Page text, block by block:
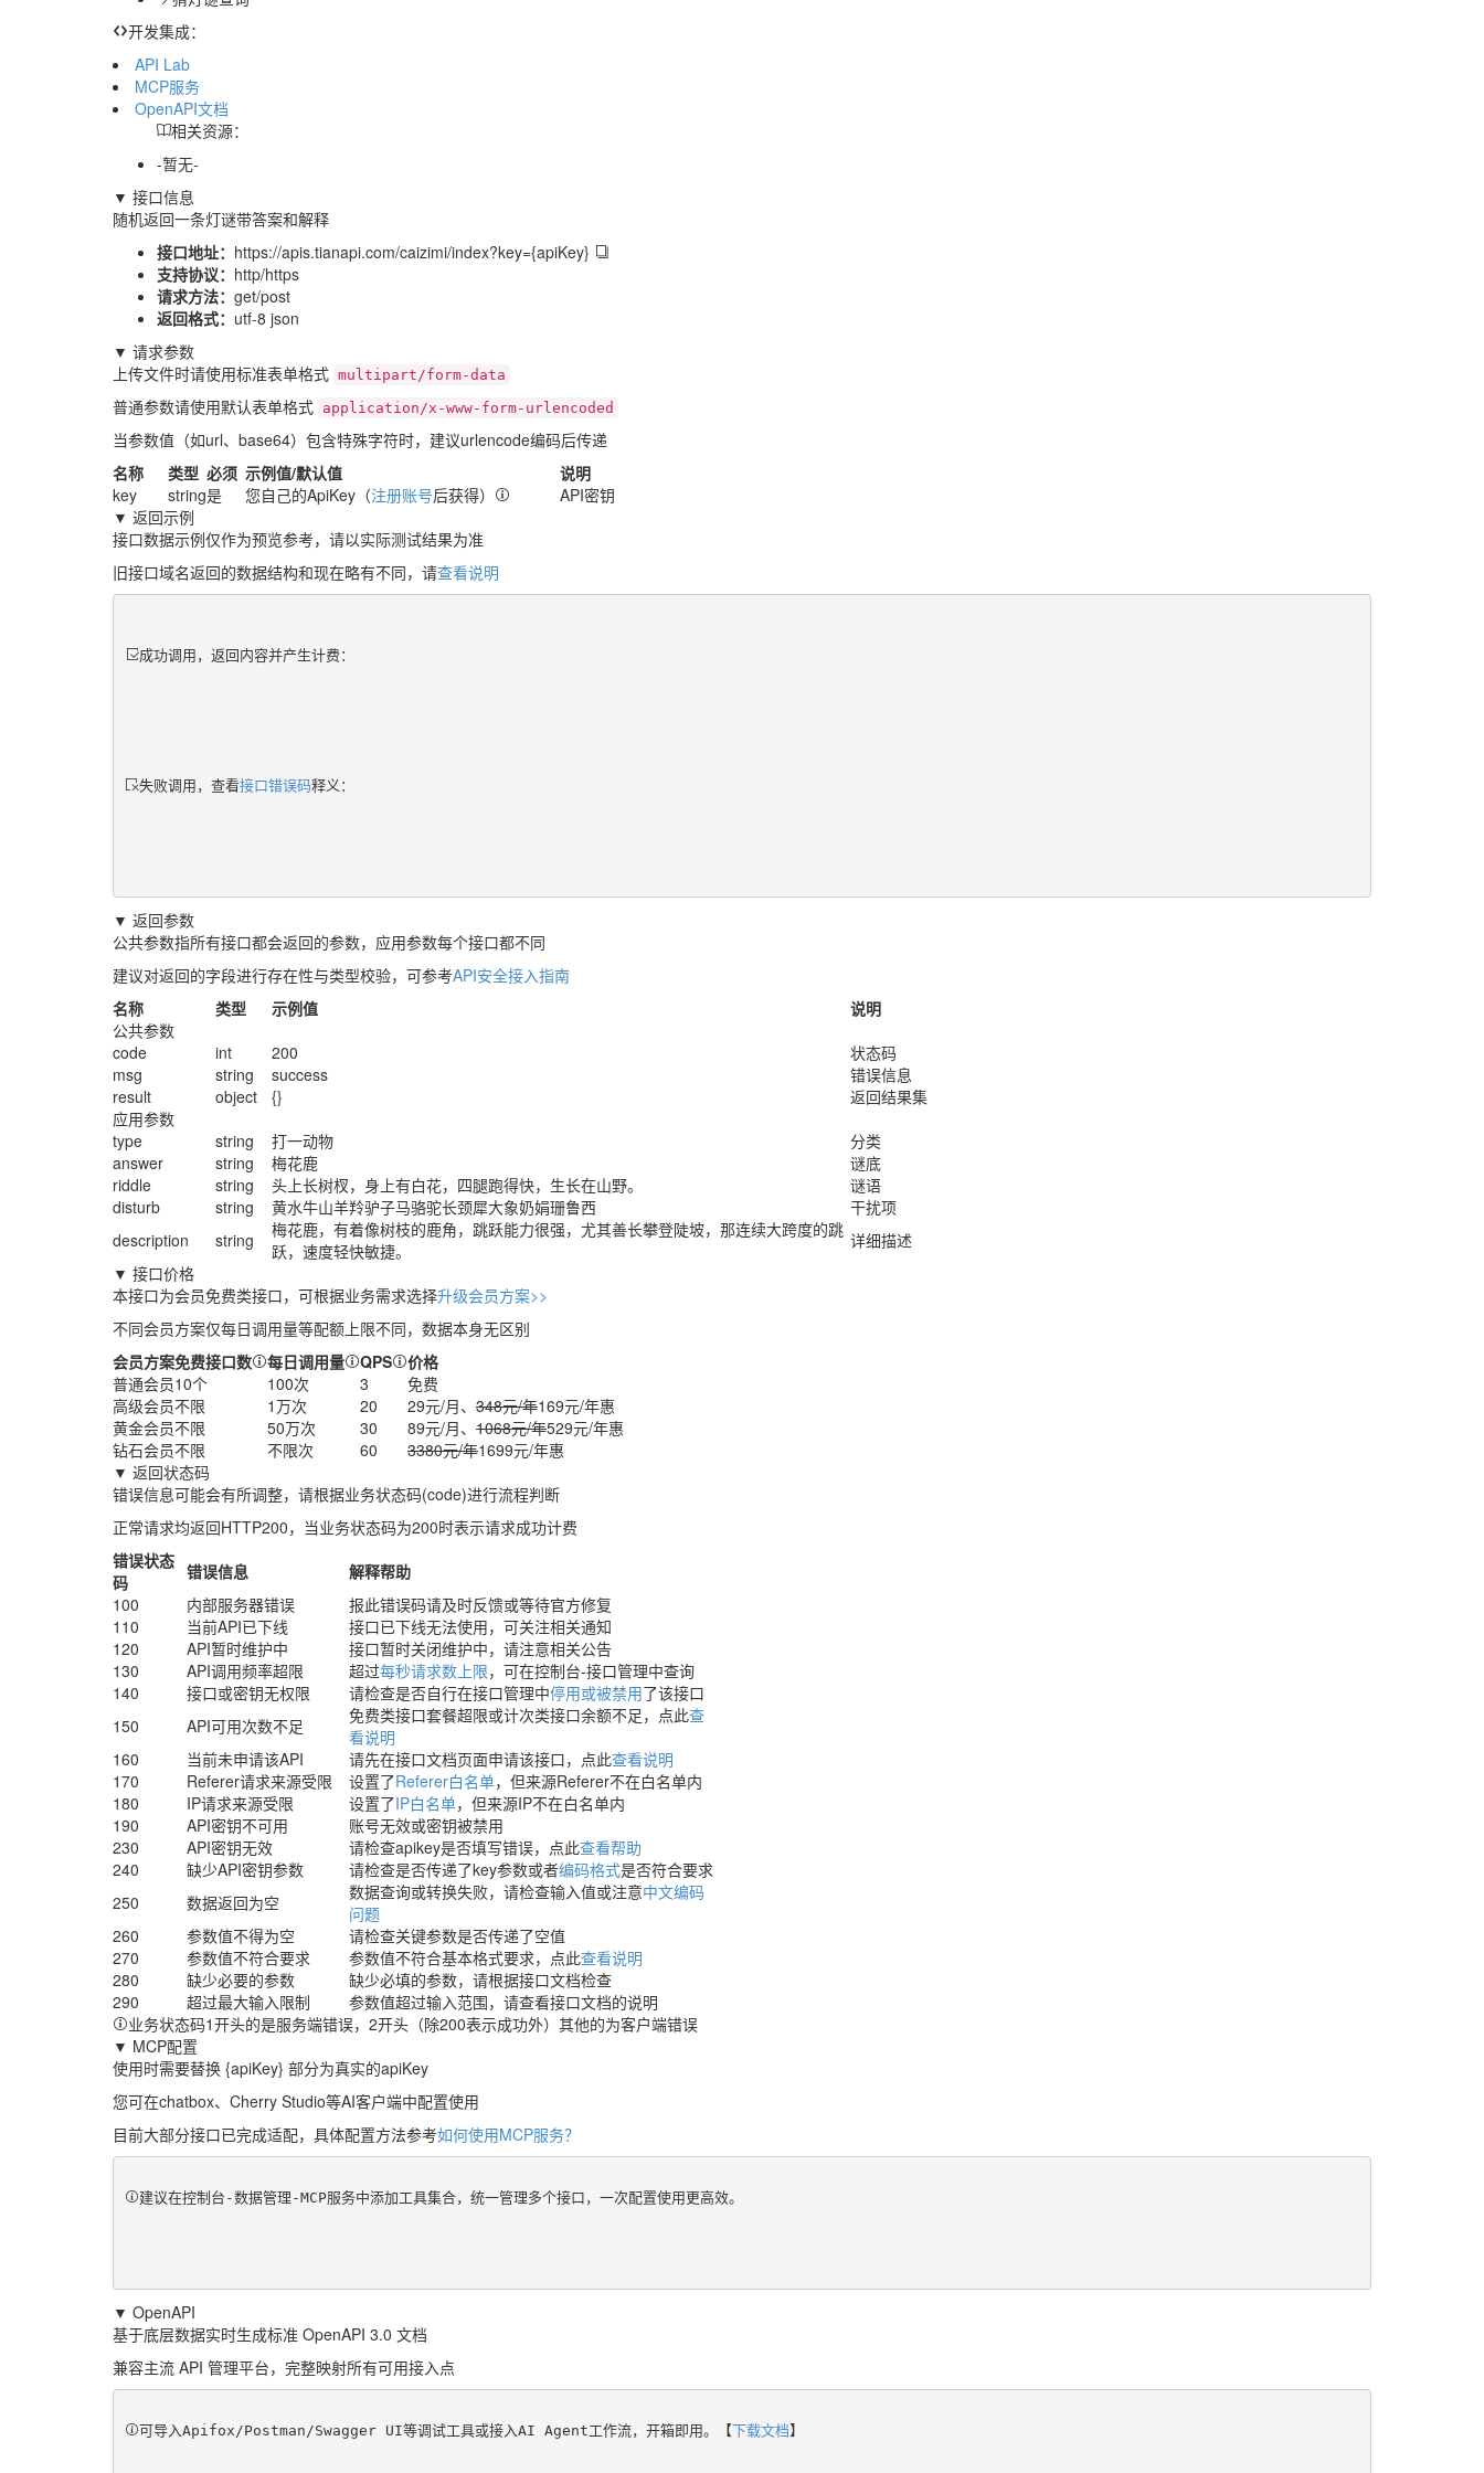
开发集成：
API Lab
MCP服务
OpenAPI文档
相关资源：
-暂无-
▼ 接口信息
随机返回一条灯谜带答案和解释
接口地址： https://apis.tianapi.com/caizimi/index?key={apiKey}
支持协议： http/https
请求方法： get/post
返回格式： utf-8 json
▼ 请求参数
上传文件时请使用标准表单格式 multipart/form-data
普通参数请使用默认表单格式 application/x-www-form-urlencoded
当参数值（如url、base64）包含特殊字符时，建议urlencode编码后传递
名称
类型 必须 示例值/默认值
说明
key
string是 您自己的ApiKey（注册账号后获得）
API密钥
▼ 返回示例
接口数据示例仅作为预览参考，请以实际测试结果为准
旧接口域名返回的数据结构和现在略有不同，请查看说明
成功调用，返回内容并产生计费：
失败调用，查看接口错误码释义：
▼ 返回参数
公共参数指所有接口都会返回的参数，应用参数每个接口都不同
建议对返回的字段进行存在性与类型校验，可参考API安全接入指南
名称
类型 示例值
说明
公共参数
code
int 200
状态码
msg
string success
错误信息
result
object {}
返回结果集
应用参数
type
string 打一动物
分类
answer
string 梅花鹿
谜底
riddle
string 头上长树杈，身上有白花，四腿跑得快，生长在山野。
谜语
disturb
string 黄水牛山羊羚驴子马骆驼长颈犀大象奶娟珊鲁西
干扰项
description
string
梅花鹿，有着像树枝的鹿角，跳跃能力很强，尤其善长攀登陡坡，那连续大跨度的跳
跃，速度轻快敏捷。
详细描述
▼ 接口价格
本接口为会员免费类接口，可根据业务需求选择升级会员方案>>
不同会员方案仅每日调用量等配额上限不同，数据本身无区别
会员方案免费接口数 每日调用量 QPS
价格
普通会员10个 100次 3
免费
高级会员不限 1万次 20 29元/月、 348元/年169元/年惠
黄金会员不限 50万次 30 89元/月、 1068元/年529元/年惠
钻石会员不限 不限次 60 3380元/年1699元/年惠
▼ 返回状态码
错误信息可能会有所调整，请根据业务状态码(code)进行流程判断
正常请求均返回HTTP200，当业务状态码为200时表示请求成功计费
错误状态
码
错误信息
解释帮助
100
内部服务器错误
报此错误码请及时反馈或等待官方修复
110
当前API已下线
接口已下线无法使用，可关注相关通知
120
API暂时维护中
接口暂时关闭维护中，请注意相关公告
130
API调用频率超限 超过每秒请求数上限，可在控制台-接口管理中查询
140
接口或密钥无权限 请检查是否自行在接口管理中停用或被禁用了该接口
150
API可用次数不足 免费类接口套餐超限或计次类接口余额不足，点此查
看说明
160
当前未申请该API 请先在接口文档页面申请该接口，点此查看说明
170
Referer请求来源受限 设置了Referer白名单，但来源Referer不在白名单内
180
IP请求来源受限 设置了IP白名单，但来源IP不在白名单内
190
API密钥不可用
账号无效或密钥被禁用
230
API密钥无效 请检查apikey是否填写错误，点此查看帮助
240
缺少API密钥参数 请检查是否传递了key参数或者编码格式是否符合要求
250
数据返回为空 数据查询或转换失败，请检查输入值或注意中文编码
问题
260
参数值不得为空
请检查关键参数是否传递了空值
270
参数值不符合要求 参数值不符合基本格式要求，点此查看说明
280
缺少必要的参数
缺少必填的参数，请根据接口文档检查
290
超过最大输入限制
参数值超过输入范围，请查看接口文档的说明
业务状态码1开头的是服务端错误，2开头（除200表示成功外）其他的为客户端错误
▼ MCP配置
使用时需要替换 {apiKey} 部分为真实的apiKey
您可在chatbox、Cherry Studio等AI客户端中配置使用
目前大部分接口已完成适配，具体配置方法参考如何使用MCP服务？
建议在控制台-数据管理-MCP服务中添加工具集合，统一管理多个接口，一次配置使用更高效。
▼ OpenAPI
基于底层数据实时生成标准 OpenAPI 3.0 文档
兼容主流 API 管理平台，完整映射所有可用接入点
可导入Apifox/Postman/Swagger UI等调试工具或接入AI Agent工作流，开箱即用。【下载文档】